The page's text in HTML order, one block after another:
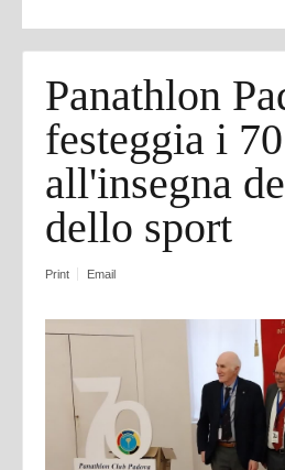
Panathlon
festeggia i
all'insegna
dello sport
Print Email